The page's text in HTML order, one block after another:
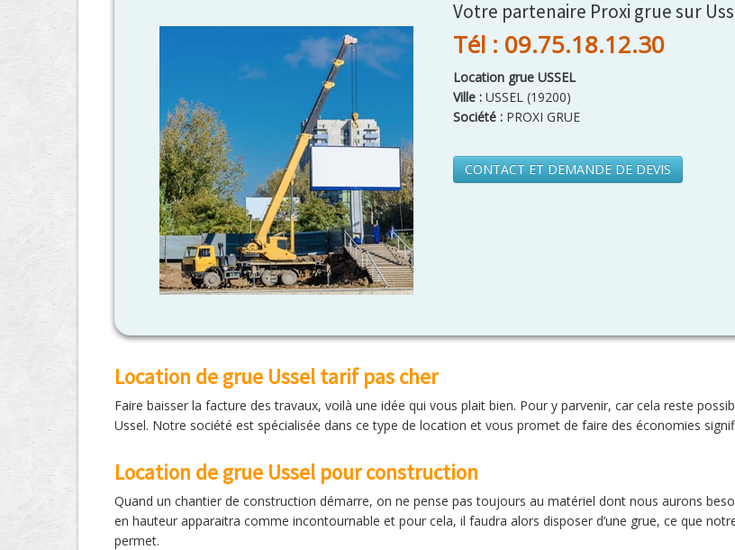
Votre partenaire Proxi grue sur
Tél : 09.75.18.12.30
Location grue USSEL
Ville : USSEL (19200)
Société : PROXI GRUE
CONTACT ET DEMANDE DE DEVIS
Location de grue Ussel tarif pas cher
Faire baisser la facture des travaux, voilà une idée qui vous plait bien. Pour y parvenir, car cela reste
Ussel. Notre société est spécialisée dans ce type de location et vous promet de faire des économies
Location de grue Ussel pour construction
Quand un chantier de construction démarre, on ne pense pas toujours au matériel dont nous aurons
en hauteur apparaitra comme incontournable et pour cela, il faudra alors disposer d’une grue, ce que
permet.